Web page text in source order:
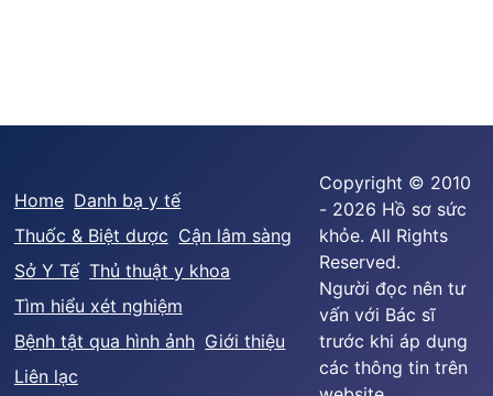
Home Danh bạ y tế
Thuốc & Biệt dược Cận lâm sàng
Sở Y Tế Thủ thuật y khoa
Tìm hiểu xét nghiệm
Bệnh tật qua hình ảnh Giới thiệu
Liên lạc
Copyright © 2010
- 2026 Hồ sơ sức
khỏe. All Rights
Reserved.
Người đọc nên tư
vấn với Bác sĩ
trước khi áp dụng
các thông tin trên